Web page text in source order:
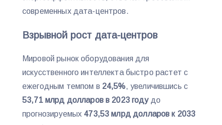
современных дата-центров.
Взрывной рост дата-центров
Мировой рынок оборудования для
искусственного интеллекта быстро растет с
ежегодным темпом в 24,5%, увеличившись с
53,71 млрд долларов в 2023 годудо
прогнозируемых 473,53 млрд долларов к 2033